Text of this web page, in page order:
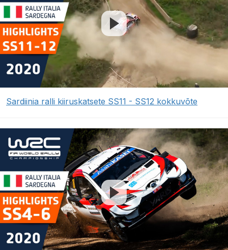
Sardiinia ralli kiiruskatsete SS11 - SS12 kokkuvõte